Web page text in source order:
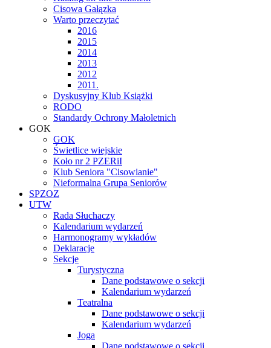
Cisowa Gałązka
Warto przeczytać
2016
2015
2014
2013
2012
2011.
Dyskusyjny Klub Książki
RODO
Standardy Ochrony Małoletnich
GOK
GOK
Świetlice wiejskie
Koło nr 2 PZERiI
Klub Seniora "Cisowianie"
Nieformalna Grupa Seniorów
SPZOZ
UTW
Rada Słuchaczy
Kalendarium wydarzeń
Harmonogramy wykładów
Deklaracje
Sekcje
Turystyczna
Dane podstawowe o sekcji
Kalendarium wydarzeń
Teatralna
Dane podstawowe o sekcji
Kalendarium wydarzeń
Joga
Dane podstawowe o sekcji